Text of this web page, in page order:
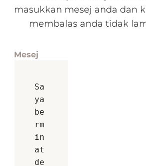
masukkan mesej anda dan
membalas anda tidak
Mesej